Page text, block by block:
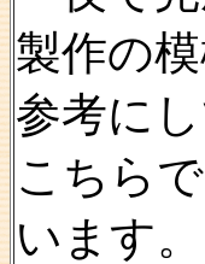
製作の
参考に
こちら
います。